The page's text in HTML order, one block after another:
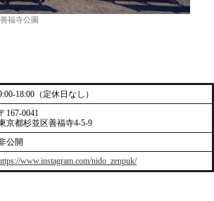
福寺公園
18:00（定休日なし）
167-0041
京都杉並区善福寺4-5-9
公開
www.instagram.com/nido_zenpuk/